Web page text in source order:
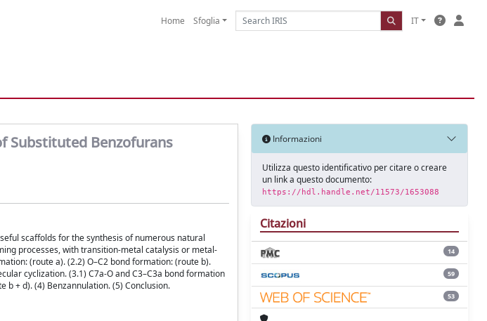
Home Sfoglia IT
Substituted Benzofurans
scaffolds for the synthesis of numerous natural
processes, with transition-metal catalysis or metal-
(route a). (2.2) O–C2 bond formation: (route b).
cyclization. (3.1) C7a-O and C3–C3a bond formation
b + d). (4) Benzannulation. (5) Conclusion.
Informazioni
Utilizza questo identificativo per citare o creare
un link a questo documento:
https://hdl.handle.net/11573/1653088
Citazioni
14
59
53